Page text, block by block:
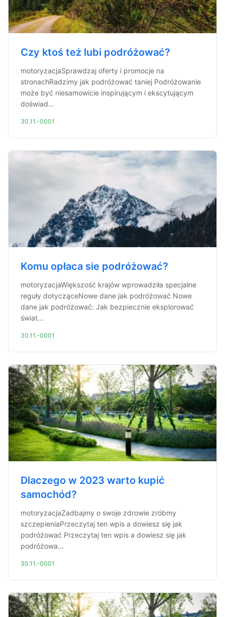
Czy ktoś też lubi podróżować?
motoryzacjaSprawdzaj oferty i promocje na
stronachRadzimy jak podróżować taniej Podróżowanie
może być niesamowicie inspirującym i ekscytującym
doświad...
30.11.-0001
Komu opłaca sie podróżować?
motoryzacjaWiększość krajów wprowadziła specjalne
reguły dotycząceNowe dane jak podróżować Nowe
dane jak podróżować: Jak bezpiecznie eksplorować
świat...
30.11.-0001
Dlaczego w 2023 warto kupić
samochód?
motoryzacjaZadbajmy o swoje zdrowie zróbmy
szczepieniaPrzeczytaj ten wpis a dowiesz się jak
podróżować Przeczytaj ten wpis a dowiesz się jak
podróżowa...
30.11.-0001